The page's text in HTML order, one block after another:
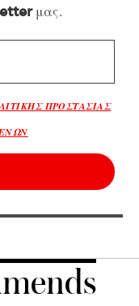
μας.
ΠΡΟΣΤΑΣΙΑΣ